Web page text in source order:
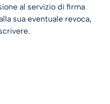
al servizio di firma
sua eventuale revoca,